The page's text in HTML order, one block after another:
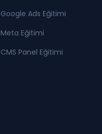
Google Ads Eğitimi
Meta Eğitimi
CMS Panel Eğitimi